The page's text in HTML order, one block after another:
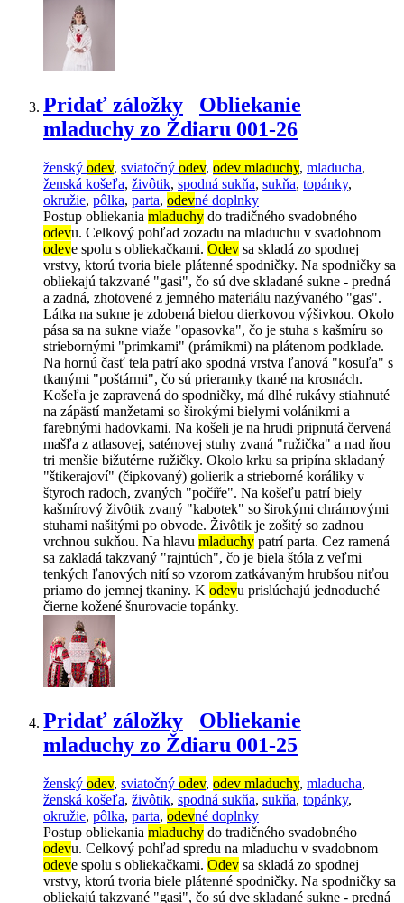
Pridať záložky
Obliekanie
mladuchy zo Ždiaru 001-26
ženský odev, sviatočný odev, odev mladuchy, mladucha,
ženská košeľa, živôtik, spodná sukňa, sukňa, topánky,
okružie, pôlka, parta, odevné doplnky
Postup obliekania mladuchy do tradičného svadobného
odevu. Celkový pohľad zozadu na mladuchu v svadobnom
odeve spolu s obliekačkami. Odev sa skladá zo spodnej
vrstvy, ktorú tvoria biele plátenné spodničky. Na spodničky sa
obliekajú takzvané "gasi", čo sú dve skladané sukne - predná
a zadná, zhotovené z jemného materiálu nazývaného "gas".
Látka na sukne je zdobená bielou dierkovou výšivkou. Okolo
pása sa na sukne viaže "opasovka", čo je stuha s kašmíru so
striebornými "primkami" (prámikmi) na plátenom podklade.
Na hornú časť tela patrí ako spodná vrstva ľanová "kosuľa" s
tkanými "poštármi", čo sú prieramky tkané na krosnách.
Košeľa je zapravená do spodničky, má dlhé rukávy stiahnuté
na zápästí manžetami so širokými bielymi volánikmi a
farebnými hadovkami. Na košeli je na hrudi pripnutá červená
mašľa z atlasovej, saténovej stuhy zvaná "ružička" a nad ňou
tri menšie bižutérne ružičky. Okolo krku sa pripína skladaný
"štikerajoví" (čipkovaný) golierik a strieborné koráliky v
štyroch radoch, zvaných "počiře". Na košeľu patrí biely
kašmírový živôtik zvaný "kabotek" so širokými chrámovými
stuhami našitými po obvode. Živôtik je zošitý so zadnou
vrchnou sukňou. Na hlavu mladuchy patrí parta. Cez ramená
sa zakladá takzvaný "rajntúch", čo je biela štóla z veľmi
tenkých ľanových nití so vzorom zatkávaným hrubšou niťou
priamo do jemnej tkaniny. K odevu prislúchajú jednoduché
čierne kožené šnurovacie topánky.
Pridať záložky
Obliekanie
mladuchy zo Ždiaru 001-25
ženský odev, sviatočný odev, odev mladuchy, mladucha,
ženská košeľa, živôtik, spodná sukňa, sukňa, topánky,
okružie, pôlka, parta, odevné doplnky
Postup obliekania mladuchy do tradičného svadobného
odevu. Celkový pohľad spredu na mladuchu v svadobnom
odeve spolu s obliekačkami. Odev sa skladá zo spodnej
vrstvy, ktorú tvoria biele plátenné spodničky. Na spodničky sa
obliekajú takzvané "gasi", čo sú dve skladané sukne - predná